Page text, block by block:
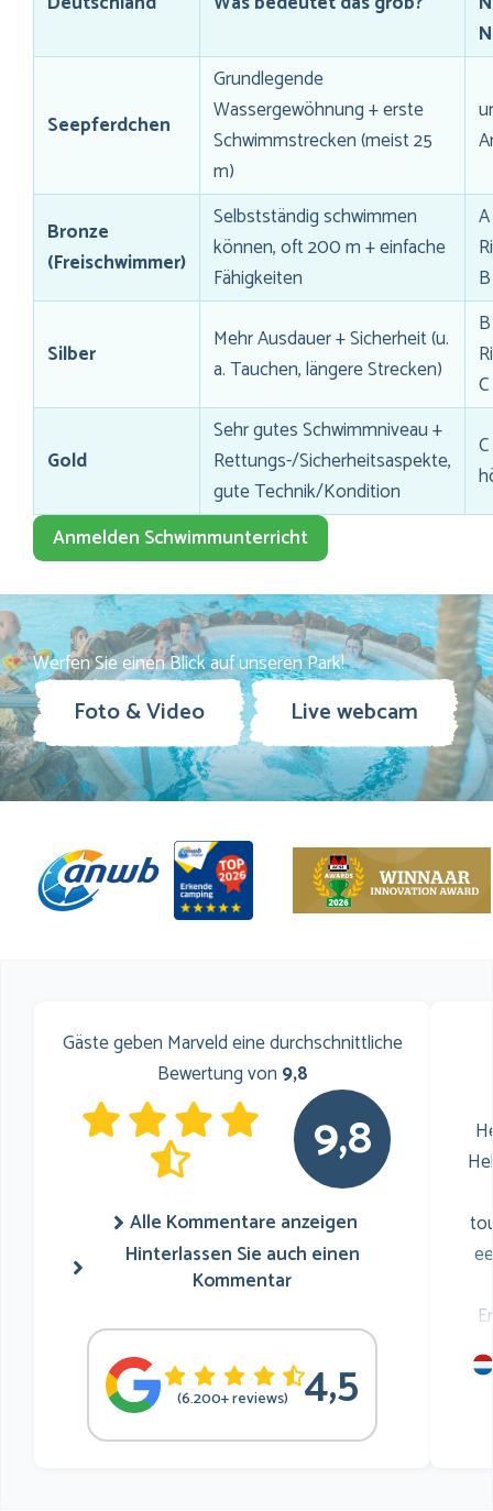
Seepferdchen
Grundlegende
Wassergewöhnung + erste
Schwimmstrecken (meist 25
m)
Bronze
(Freischwimmer)
Selbstständig schwimmen
können, oft 200 m + einfache
Fähigkeiten
B
Silber
Mehr Ausdauer + Sicherheit (u.
a. Tauchen, längere Strecken)
C
Gold
Sehr gutes Schwimmniveau +
Rettungs-/Sicherheitsaspekte,
gute Technik/Kondition
Anmelden Schwimmunterricht
Werfen Sie einen Blick auf unseren Park!
Foto & Video Live webcam
Gäste geben Marveld eine durchschnittliche
Bewertung von 9,8
9,8
Alle Kommentare anzeigen
Hinterlassen Sie auch einen
Kommentar
(6.200+ reviews) 4,5